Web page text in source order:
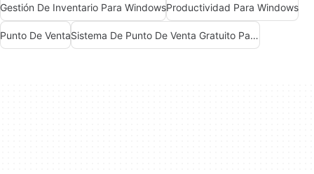
Gestión De Inventario Para WindowsProductividad Para Windows
Punto De Venta Sistema De Punto De Venta Gratuito Para Windows